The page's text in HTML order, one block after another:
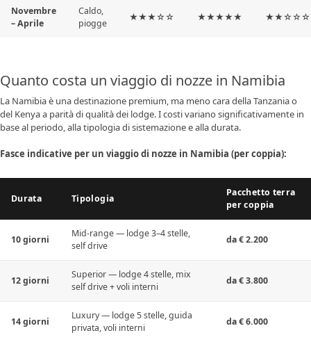
Novembre
– Aprile
Caldo,
piogge
★★★☆☆ ★★★★★ ★★☆☆☆
Quanto costa un viaggio di nozze in Namibia
La Namibia è una destinazione premium, ma meno cara della Tanzania o
del Kenya a parità di qualità dei lodge. I costi variano significativamente in
base al periodo, alla tipologia di sistemazione e alla durata.
Fasce indicative per un viaggio di nozze in Namibia (per coppia):
Durata Tipologia
Pacchetto terra
per coppia
10 giorni
Mid-range — lodge 3–4 stelle,
self drive
da € 2.200
12 giorni
Superior — lodge 4 stelle, mix
self drive + voli interni
da € 3.800
14 giorni
Luxury — lodge 5 stelle, guida
privata, voli interni
da € 6.000